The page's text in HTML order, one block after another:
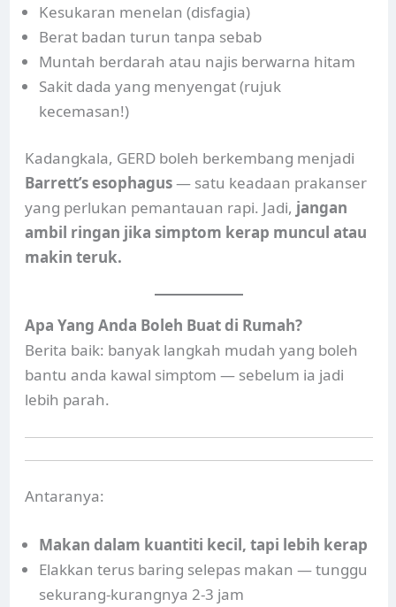
Kesukaran menelan (disfagia)
Berat badan turun tanpa sebab
Muntah berdarah atau najis berwarna hitam
Sakit dada yang menyengat (rujuk
kecemasan!)
Kadangkala, GERD boleh berkembang menjadi
Barrett’s esophagus— satu keadaan prakanser
yang perlukan pemantauan rapi. Jadi, jangan
ambil ringan jika simptom kerap muncul atau
makin teruk.
Apa Yang Anda Boleh Buat di Rumah?
Berita baik: banyak langkah mudah yang boleh
bantu anda kawal simptom — sebelum ia jadi
lebih parah.
Antaranya:
Makan dalam kuantiti kecil, tapi lebih kerap
Elakkan terus baring selepas makan — tunggu
sekurang-kurangnya 2-3 jam